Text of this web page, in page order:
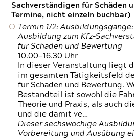
Sachverständigen für Schäden
Termine, nicht einzeln buchbar)
Termin 1/2: Ausbildungsgänge:
Ausbildung zum Kfz-
für Schäden und Bewertung
10.00—16.30 Uhr
In dieser Veranstaltung liegt
im gesamten Tätigkeitsfeld
für Schäden und Bewertung.
Bestandteil ist sowohl die
Theorie und Praxis, als auch
und die damit ve…
Dieser sechswöchige
Vorbereitung und Ausübung